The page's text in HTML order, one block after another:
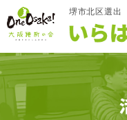
堺市北区選出